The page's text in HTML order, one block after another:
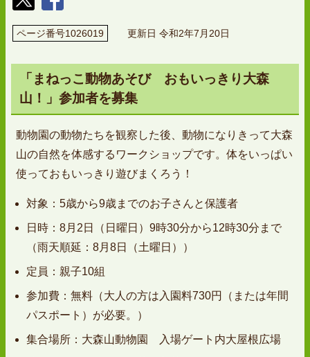
ページ番号1026019 更新日 令和2年7月20日
「まねっこ動物あそび おもいっきり大森
山！」参加者を募集
動物園の動物たちを観察した後、動物になりきって大森
山の自然を体感するワークショップです。体をいっぱい
使っておもいっきり遊びまくろう！
対象：5歳から9歳までのお子さんと保護者
日時：8月2日（日曜日）9時30分から12時30分まで
（雨天順延：8月8日（土曜日））
定員：親子10組
参加費：無料（大人の方は入園料730円（または年間
パスポート）が必要。）
集合場所：大森山動物園 入場ゲート内大屋根広場